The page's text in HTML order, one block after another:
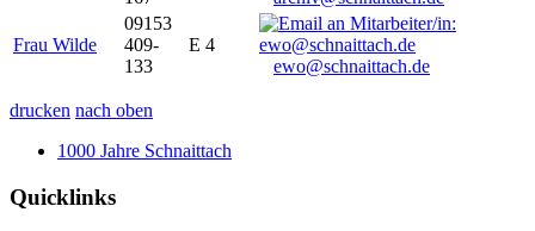
Frau Wilde
09153
409-
133
E 4
ewo@schnaittach.de
drucken nach oben
1000 Jahre Schnaittach
Quicklinks